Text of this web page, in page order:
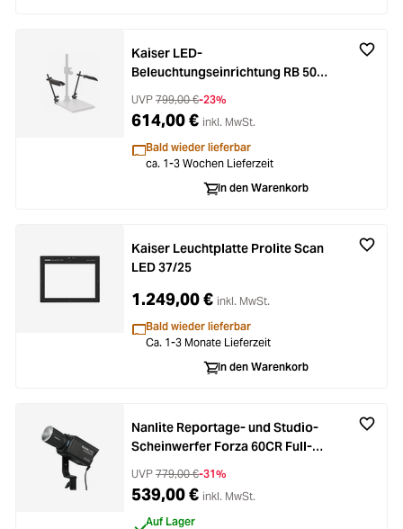
Kaiser LED-
Beleuchtungseinrichtung RB 5020
UVP 799,00 €-23%
614,00 € inkl. MwSt.
Bald wieder lieferbar
ca. 1-3 Wochen Lieferzeit
In den Warenkorb
Kaiser Leuchtplatte Prolite Scan
LED 37/25
1.249,00 € inkl. MwSt.
Bald wieder lieferbar
Ca. 1-3 Monate Lieferzeit
In den Warenkorb
Nanlite Reportage- und Studio-
Scheinwerfer Forza 60CR Full-
UVP 779,00 €-31%
539,00 € inkl. MwSt.
Auf Lager